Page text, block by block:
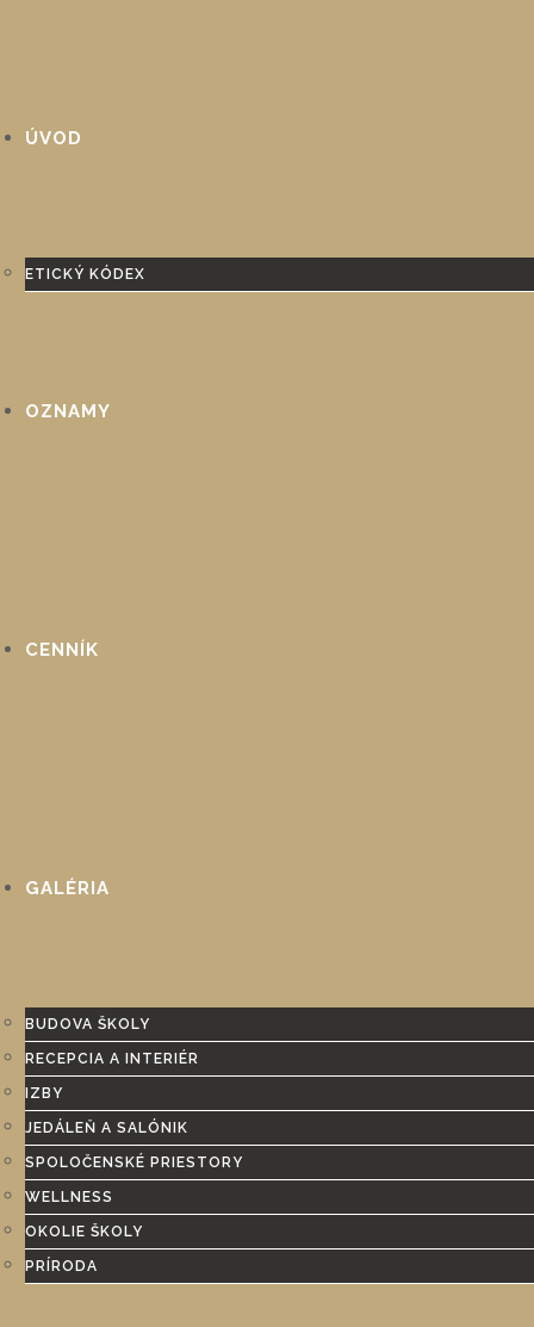
ÚVOD
ETICKÝ KÓDEX
OZNAMY
CENNÍK
GALÉRIA
BUDOVA ŠKOLY
RECEPCIA A INTERIÉR
IZBY
JEDÁLEŇ A SALÓNIK
SPOLOČENSKÉ PRIESTORY
WELLNESS
OKOLIE ŠKOLY
PRÍRODA